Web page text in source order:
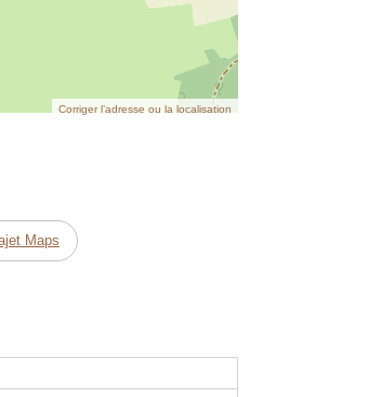
Corriger l’adresse ou la localisation
Maps